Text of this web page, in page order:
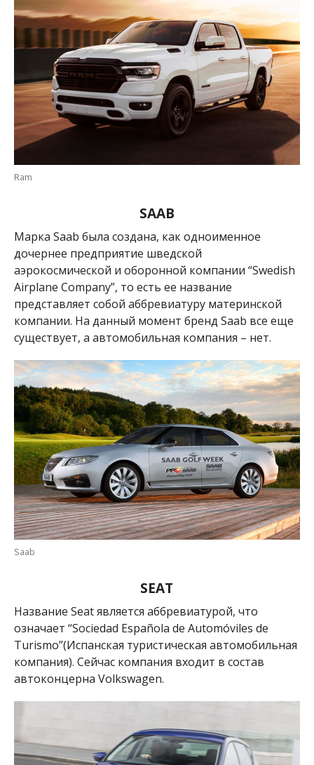
Ram
SAAB
Марка Saab была создана, как одноименное
дочернее предприятие шведской
аэрокосмической и оборонной компании “Swedish
Airplane Company”, то есть ее название
представляет собой аббревиатуру материнской
компании. На данный момент бренд Saab все еще
существует, а автомобильная компания – нет.
Saab
SEAT
Название Seatявляется аббревиатурой, что
означает “Sociedad Española de Automóviles de
Turismo”(Испанская туристическая автомобильная
компания). Сейчас компания входит в состав
автоконцерна Volkswagen.